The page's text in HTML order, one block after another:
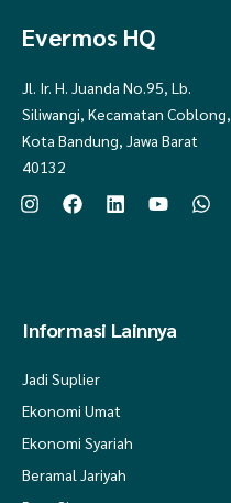
Evermos HQ
Jl. Ir. H. Juanda No.95, Lb.
Siliwangi, Kecamatan Coblong,
Kota Bandung, Jawa Barat
40132
Informasi Lainnya
Jadi Suplier
Ekonomi Umat
Ekonomi Syariah
Beramal Jariyah